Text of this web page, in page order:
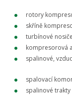
rotory
skříně
turbínové
kompresorová
spalinové,
spalovací
spalinové